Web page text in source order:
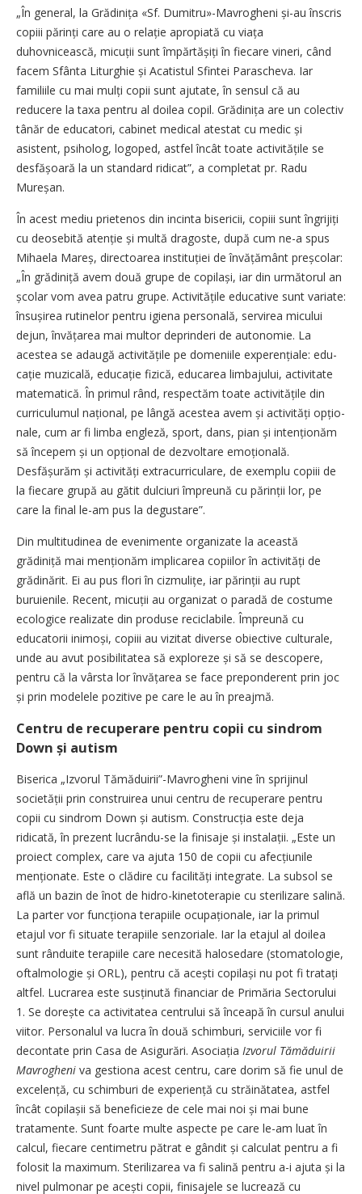
„În general, la Grădinița «Sf. Dumitru»-Mavrogheni și-au înscris
copiii părinți care au o relație apropiată cu viața
duhovnicească, micuții sunt împăr­tășiți în fiecare vineri, când
facem Sfânta Liturghie și Acatistul Sfintei Parascheva. Iar
familiile cu mai mulți copii sunt ajutate, în sensul că au
reducere la taxa pentru al doilea copil. Grădinița are un colectiv
tânăr de educatori, cabinet medical atestat cu medic și
asistent, psiholog, logoped, astfel încât toate acti­vitățile se
desfășoară la un standard ridicat”, a completat pr. Radu
Mureșan.
În acest mediu prietenos din incinta bisericii, copiii sunt îngrijiți
cu deosebită atenție și multă dragoste, după cum ne-a spus
Mihaela Mareș, directoarea instituției de învățământ pre­școlar:
„În grădi­niță avem două grupe de copilași, iar din următorul an
școlar vom avea patru grupe. Activitățile educative sunt variate:
însușirea rutinelor pentru igiena personală, servirea micului
dejun, învățarea mai multor deprinderi de autonomie. La
acestea se adaugă acti­vitățile pe domeniile experențiale: edu­
cație muzicală, educație fizică, educarea limbajului, activitate
matematică. În primul rând, respectăm toate activitățile din
curriculumul național, pe lângă acestea avem și activități opțio­
nale, cum ar fi limba engleză, sport, dans, pian și intenționăm
să începem și un opțional de dezvoltare emo­țională.
Desfășurăm și activități extracurriculare, de exemplu copiii de
la fiecare grupă au gătit dulciuri împreună cu părinții lor, pe
care la final le-am pus la degustare”.
Din multitudinea de evenimente organizate la această
grădiniță mai menționăm implicarea copiilor în activități de
grădinărit. Ei au pus flori în cizmulițe, iar părinții au rupt
buruienile. Recent, micuții au organizat o paradă de costume
ecologice realizate din produse reciclabile. Împreună cu
educatorii inimoși, copiii au vizitat diverse obiective culturale,
unde au avut posibilitatea să exploreze și să se descopere,
pentru că la vârsta lor învățarea se face preponderent prin joc
și prin modelele pozitive pe care le au în preajmă.
Centru de recuperare pentru copii cu sindrom
Down și autism
Biserica „Izvorul Tămăduirii”-Mavrogheni vine în sprijinul
societății prin construirea unui centru de recuperare pentru
copii cu sindrom Down și autism. Construcția este deja
ridicată, în prezent lucrându-se la finisaje și instalații. „Este un
proiect complex, care va ajuta 150 de copii cu afecțiunile
menționate. Este o clădire cu facilități integrate. La subsol se
află un bazin de înot de hidro-kinetoterapie cu sterilizare salină.
La parter vor funcționa terapiile ocupaționale, iar la primul
etajul vor fi situate terapiile senzoriale. Iar la etajul al doilea
sunt rânduite terapiile care necesită halosedare (stomatologie,
oftalmologie și ORL), pentru că acești copilași nu pot fi tratați
altfel. Lucrarea este susținută financiar de Primăria Sectorului
1. Se dorește ca activitatea centrului să înceapă în cursul anului
viitor. Personalul va lucra în două schimburi, serviciile vor fi
decontate prin Casa de Asigurări. Asociația Izvorul Tămăduirii
Mavrogheni va gestiona acest centru, care dorim să fie unul de
excelență, cu schimburi de experiență cu străinătatea, astfel
încât copilașii să beneficieze de cele mai noi și mai bune
tratamente. Sunt foarte multe aspecte pe care le-am luat în
calcul, fiecare centimetru pătrat e gândit și calculat pentru a fi
folosit la maximum. Sterilizarea va fi salină pentru a-i ajuta și la
nivel pulmonar pe acești copii, finisajele se lucrează cu